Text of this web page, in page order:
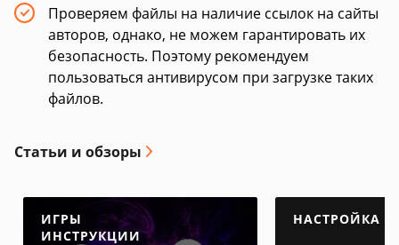
Проверяем файлы на наличие ссылок на сайты
авторов, однако, не можем гарантировать их
безопасность. Поэтому рекомендуем
пользоваться антивирусом при загрузке таких
файлов.
Статьи и обзоры
ИГРЫ
ИНСТРУКЦИИ
НАСТРОЙКА